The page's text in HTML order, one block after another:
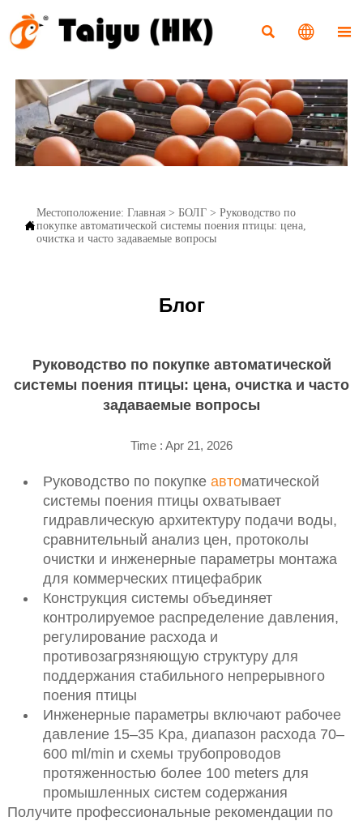
  

Местоположение: Главная> БОЛГ> Руководство по
покупке автоматической системы поения птицы: цена,
очистка и часто задаваемые вопросы
Блог
Руководство по покупке автоматической
системы поения птицы: цена, очистка и часто
задаваемые вопросы
Time : Apr 21, 2026
Руководство по покупке автоматической
системы поения птицы охватывает
гидравлическую архитектуру подачи воды,
сравнительный анализ цен, протоколы
очистки и инженерные параметры монтажа
для коммерческих птицефабрик
Конструкция системы объединяет
контролируемое распределение давления,
регулирование расхода и
противозагрязняющую структуру для
поддержания стабильного непрерывного
поения птицы
Инженерные параметры включают рабочее
давление 15–35 Kpa, диапазон расхода 70–
600 ml/min и схемы трубопроводов
протяженностью более 100 meters для
промышленных систем содержания
Получите профессиональные рекомендации по